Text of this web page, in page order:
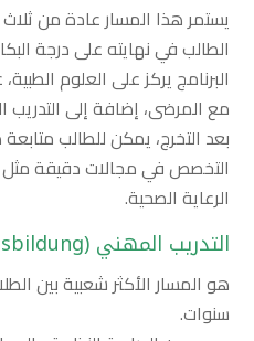
يستمر هذا المسار عادة من
الطالب في نهايته على درجة
البرنامج يركز على العلوم
مع المرضى، إضافة إلى
بعد التخرج، يمكن للطالب
التخصص في مجالات دقيقة مثل
الرعاية الصحية.
التدريب المهني (Ausbildung)
هو المسار الأكثر شعبية بين
سنوات.